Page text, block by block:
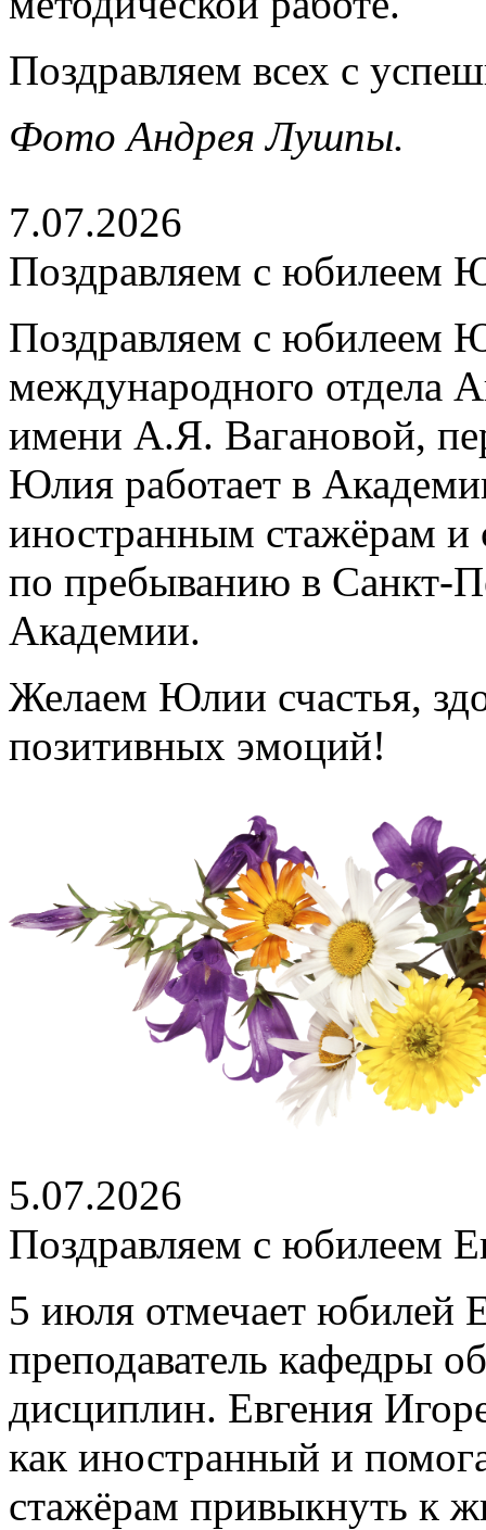
Поздравляем всех с
Фото Андрея Лушпы.
7.07.2026
Поздравляем с юбилеем
Поздравляем с юбилеем
международного отдела
имени А.Я. Вагановой,
Юлия работает в
иностранным стажёрам и
по пребыванию в Санкт-
Академии.
Желаем Юлии счастья,
позитивных эмоций!
5.07.2026
Поздравляем с юбилеем
5 июля отмечает юбилей
преподаватель кафедры
дисциплин. Евгения
как иностранный и
стажёрам привыкнуть к